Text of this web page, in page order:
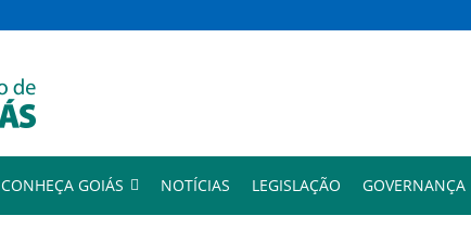
CONHEÇA GOIÁS NOTÍCIAS LEGISLAÇÃO GOVERNANÇA